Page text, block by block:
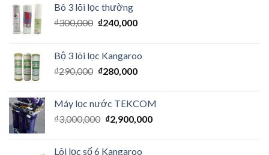
Bô 3 lõi lọc thường
₫300,000 ₫240,000
Bộ 3 lõi lọc Kangaroo
₫290,000 ₫280,000
Máy lọc nước TEKCOM
₫3,000,000 ₫2,900,000
Lõi lọc số 6 Kangaroo